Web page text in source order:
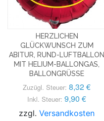
HERZLICHEN
GLÜCKWUNSCH ZUM
ABITUR, RUND-LUFTBALLON
MIT HELIUM-BALLONGAS,
BALLONGRÜSSE
Zuzügl. Steuer: 8,32 €
Inkl. Steuer: 9,90 €
zzgl.Versandkosten